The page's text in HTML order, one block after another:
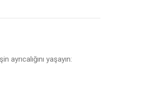
yaşayın: